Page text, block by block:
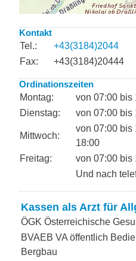
Kontakt
Tel.:
+43(3184)2044
Fax:
+43(3184)20444
Ordinationszeiten
Montag:
von 07:00 bis
Dienstag:
von 07:00 bis
Mittwoch:
von 07:00 bis
18:00
Freitag:
von 07:00 bis
Und nach
Kassen als Arzt für
ÖGK Österreichische
BVAEB VA öffentlich
Bergbau